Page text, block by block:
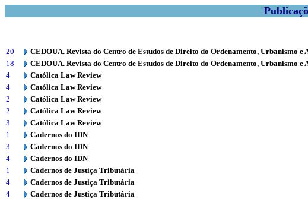
20
CEDOUA. Revista do Centro de Estudos de Direito do Ordenamento, Urbanismo e
18
CEDOUA. Revista do Centro de Estudos de Direito do Ordenamento, Urbanismo e
4
Católica Law Review
4
Católica Law Review
2
Católica Law Review
2
Católica Law Review
3
Católica Law Review
1
Cadernos do IDN
3
Cadernos do IDN
4
Cadernos do IDN
1
Cadernos de Justiça Tributária
4
Cadernos de Justiça Tributária
4
Cadernos de Justiça Tributária